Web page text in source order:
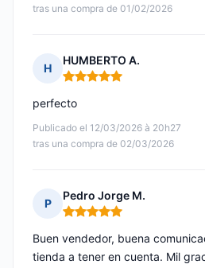
tras una compra de 01/02/2026
H
HUMBERTO A.
Nota: 5 de 5
Publicado el 12/03/2026 à 20h27
tras una compra de 02/03/2026
perfecto
P
Pedro Jorge M.
Nota: 5 de 5
Buen vendedor, buena
tienda a tener en cuenta. Mil